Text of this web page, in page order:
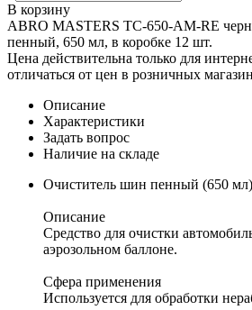
В корзину
ABRO MASTERS TC-650-AM-RE
пенный, 650 мл, в коробке 12 шт.
Цена действительна только для
отличаться от цен в розничных
Описание
Характеристики
Задать вопрос
Наличие на складе
Очиститель шин пенный (650
Описание
Средство для очистки
аэрозольном баллоне.
Сфера применения
Используется для обработки